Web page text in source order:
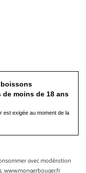
moins de 18 ans
est exigée au moment de la
avec modération
www.mangerbouger.fr